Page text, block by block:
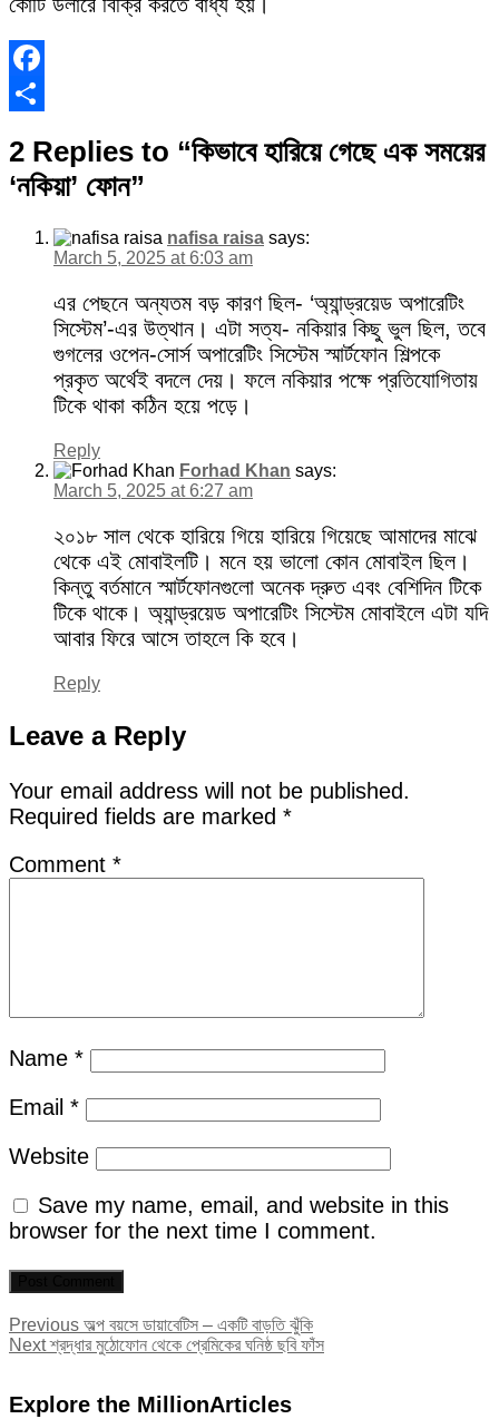
Facebook
2 Replies to “কিভাবে হারিয়ে গেছে এক সময়ের
‘নকিয়া’ ফোন”
nafisa raisa says:
March 5, 2025 at 6:03 am
এর পেছনে অন্যতম বড় কারণ ছিল- ‘অ্যান্ড্রয়েড অপারেটিং
সিস্টেম’-এর উত্থান। এটা সত্য- নকিয়ার কিছু ভুল ছিল, তবে
গুগলের ওপেন-সোর্স অপারেটিং সিস্টেম স্মার্টফোন শিল্পকে
প্রকৃত অর্থেই বদলে দেয়। ফলে নকিয়ার পক্ষে প্রতিযোগিতায়
টিকে থাকা কঠিন হয়ে পড়ে।
Reply
Forhad Khan says:
March 5, 2025 at 6:27 am
২০১৮ সাল থেকে হারিয়ে গিয়ে হারিয়ে গিয়েছে আমাদের মাঝে
থেকে এই মোবাইলটি। মনে হয় ভালো কোন মোবাইল ছিল।
কিন্তু বর্তমানে স্মার্টফোনগুলো অনেক দ্রুত এবং বেশিদিন টিকে
টিকে থাকে। অ্যান্ড্রয়েড অপারেটিং সিস্টেম মোবাইলে এটা যদি
আবার ফিরে আসে তাহলে কি হবে।
Reply
Leave a Reply
Your email address will not be published.
Required fields are marked *
Comment *
Name *
Email *
Website
Save my name, email, and website in this
browser for the next time I comment.
Post
navigation
Previous Previous
post:
অল্প বয়সে ডায়াবেটিস – একটি বাড়তি ঝুঁকি
NextNext
শ্রদ্ধার মুঠোফোন থেকে প্রেমিকের ঘনিষ্ঠ ছবি ফাঁস
Explore the MillionArticles